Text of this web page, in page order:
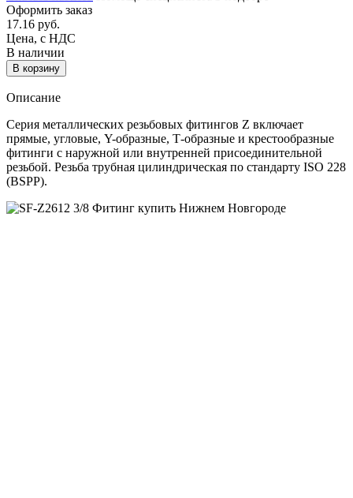
Оформить заказ
17.16 руб.
Цена, с НДС
В наличии
В корзину
Описание
Серия металлических резьбовых фитингов Z включает
прямые, угловые, Y-образные, Т-образные и крестообразные
фитинги с наружной или внутренней присоединительной
резьбой. Резьба трубная цилиндрическая по стандарту ISO 228
(BSPP).